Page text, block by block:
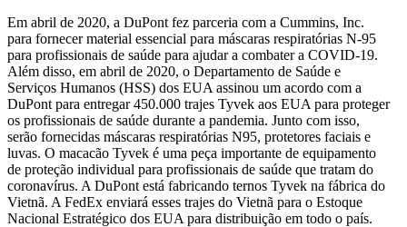
Em abril de 2020, a DuPont fez parceria com a Cummins, Inc.
para fornecer material essencial para máscaras respiratórias N-95
para profissionais de saúde para ajudar a combater a COVID-19.
Além disso, em abril de 2020, o Departamento de Saúde e
Serviços Humanos (HSS) dos EUA assinou um acordo com a
DuPont para entregar 450.000 trajes Tyvek aos EUA para proteger
os profissionais de saúde durante a pandemia. Junto com isso,
serão fornecidas máscaras respiratórias N95, protetores faciais e
luvas. O macacão Tyvek é uma peça importante de equipamento
de proteção individual para profissionais de saúde que tratam do
coronavírus. A DuPont está fabricando ternos Tyvek na fábrica do
Vietnã. A FedEx enviará esses trajes do Vietnã para o Estoque
Nacional Estratégico dos EUA para distribuição em todo o país.